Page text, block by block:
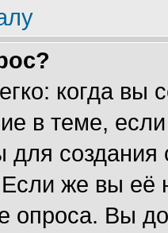
когда вы
в теме,
для
же вы её
опроса. Вы